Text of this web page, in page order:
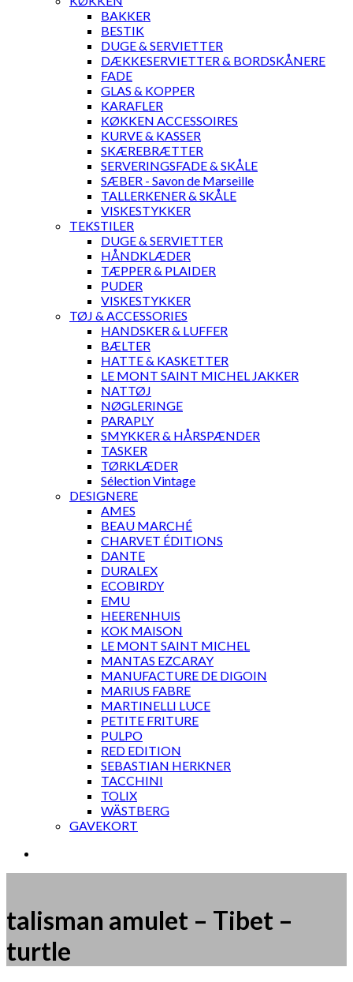
BAKKER
BESTIK
DUGE & SERVIETTER
DÆKKESERVIETTER & BORDSKÅNERE
FADE
GLAS & KOPPER
KARAFLER
KØKKEN ACCESSOIRES
KURVE & KASSER
SKÆREBRÆTTER
SERVERINGSFADE & SKÅLE
SÆBER - Savon de Marseille
TALLERKENER & SKÅLE
VISKESTYKKER
TEKSTILER
DUGE & SERVIETTER
HÅNDKLÆDER
TÆPPER & PLAIDER
PUDER
VISKESTYKKER
TØJ & ACCESSORIES
HANDSKER & LUFFER
BÆLTER
HATTE & KASKETTER
LE MONT SAINT MICHEL JAKKER
NATTØJ
NØGLERINGE
PARAPLY
SMYKKER & HÅRSPÆNDER
TASKER
TØRKLÆDER
Sélection Vintage
DESIGNERE
AMES
BEAU MARCHÉ
CHARVET ÉDITIONS
DANTE
DURALEX
ECOBIRDY
EMU
HEERENHUIS
KOK MAISON
LE MONT SAINT MICHEL
MANTAS EZCARAY
MANUFACTURE DE DIGOIN
MARIUS FABRE
MARTINELLI LUCE
PETITE FRITURE
PULPO
RED EDITION
SEBASTIAN HERKNER
TACCHINI
TOLIX
WÄSTBERG
GAVEKORT
talisman amulet – Tibet –
turtle